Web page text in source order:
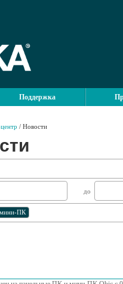
Поддержка
/ Новости
до
мини-ПК